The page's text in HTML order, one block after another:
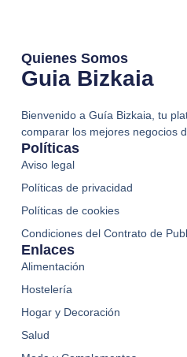
Quienes Somos
Guia Bizkaia
Bienvenido a Guía Bizkaia, tu
comparar los mejores negocios
Enlaces
Alimentación
Hostelería
Hogar y Decoración
Salud
Políticas
Aviso legal
Políticas de privacidad
Políticas de cookies
Condiciones del Contrato de